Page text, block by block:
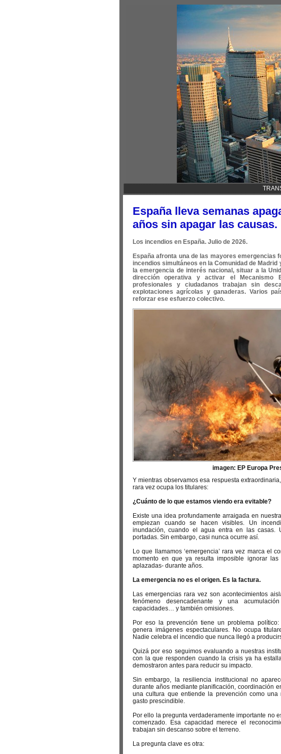
España lleva semanas
años sin apagar las causas.
Los incendios en España. Julio de 2026.
España afronta una de las mayores emergencias
incendios simultáneos en la Comunidad de
la emergencia de interés nacional, situar a la
dirección operativa y activar el Mecanismo
profesionales y ciudadanos trabajan sin
explotaciones agrícolas y ganaderas. Varios
reforzar ese esfuerzo colectivo.
imagen: EP Europa
Y mientras observamos esa respuesta
rara vez ocupa los titulares:
¿Cuánto de lo que estamos viendo era evitable?
Existe una idea profundamente arraigada en
empiezan cuando se hacen visibles. Un
inundación, cuando el agua entra en las casas.
portadas. Sin embargo, casi nunca ocurre así.
Lo que llamamos ‘emergencia’ rara vez marca el
momento en que ya resulta imposible ignorar
aplazadas- durante años.
La emergencia no es el origen. Es la factura.
Las emergencias rara vez son acontecimientos
fenómeno desencadenante y una
capacidades… y también omisiones.
Por eso la prevención tiene un problema
genera imágenes espectaculares. No ocupa
Nadie celebra el incendio que nunca llegó a
Quizá por eso seguimos evaluando a nuestras
con la que responden cuando la crisis ya ha
demostraron antes para reducir su impacto.
Sin embargo, la resiliencia institucional no
durante años mediante planificación, coordinación
una cultura que entiende la prevención como
gasto prescindible.
Por ello la pregunta verdaderamente importante no
comenzado. Esa capacidad merece el
trabajan sin descanso sobre el terreno.
La pregunta clave es otra: